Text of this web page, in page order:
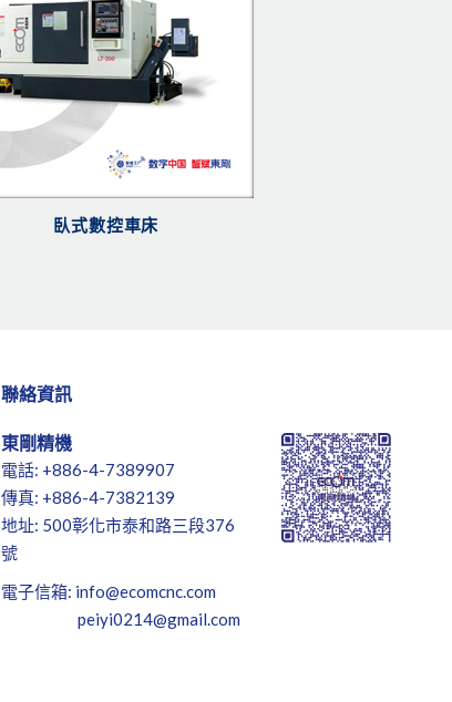
臥式數控車床
聯絡資訊
東剛精機
電話: +886-4-7389907
傳真: +886-4-7382139
地址: 500彰化市泰和路三段376
號
電子信箱: info@ecomcnc.com
peiyi0214@gmail.com